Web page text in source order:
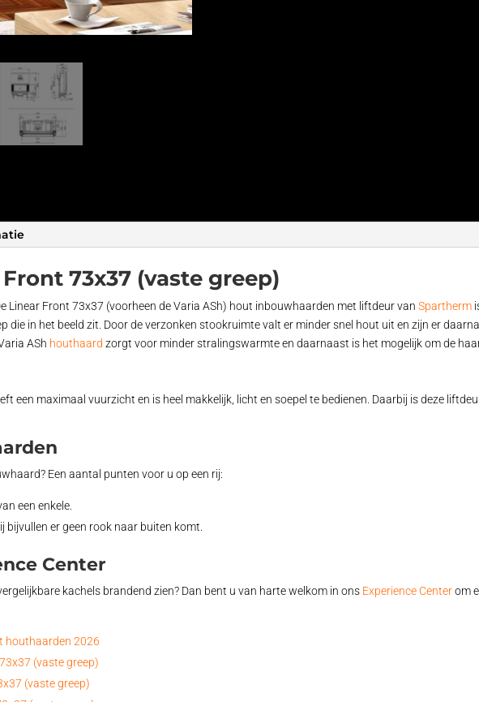
73x37 (vaste greep)
Linear Front 73x37 (voorheen de Varia ASh) hout inbouwhaarden met liftdeur vanSpartherm
die in het beeld zit. Door de verzonken stookruimte valt er minder snel hout uit en zijn er
ASh houthaard zorgt voor minder stralingswarmte en daarnaast is het mogelijk om de
een maximaal vuurzicht en is heel makkelijk, licht en soepel te bedienen. Daarbij is deze
Een aantal punten voor u op een rij:
een enkele.
er geen rook naar buiten komt.
Center
kachels brandend zien? Dan bent u van harte welkom in ons Experience Centerom
houthaarden 2026
(vaste greep)
(vaste greep)